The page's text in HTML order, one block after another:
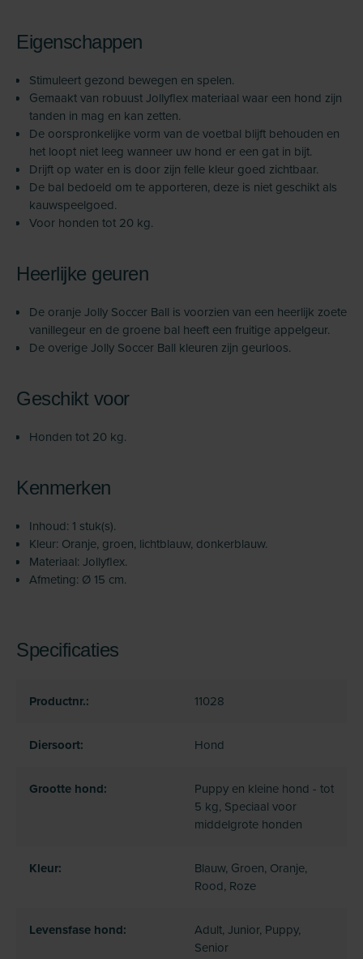
Eigenschappen
Stimuleert gezond bewegen en spelen.
Gemaakt van robuust Jollyflex materiaal waar een hond zijn
tanden in mag en kan zetten.
De oorspronkelijke vorm van de voetbal blijft behouden en
het loopt niet leeg wanneer uw hond er een gat in bijt.
Drijft op water en is door zijn felle kleur goed zichtbaar.
De bal bedoeld om te apporteren, deze is niet geschikt als
kauwspeelgoed.
Voor honden tot 20 kg.
Heerlijke geuren
De oranje Jolly Soccer Ball is voorzien van een heerlijk zoete
vanillegeur en de groene bal heeft een fruitige appelgeur.
De overige Jolly Soccer Ball kleuren zijn geurloos.
Geschikt voor
Honden tot 20 kg.
Kenmerken
Inhoud: 1 stuk(s).
Kleur: Oranje, groen, lichtblauw, donkerblauw.
Materiaal: Jollyflex.
Afmeting: Ø 15 cm.
Specificaties
Productnr.: 11028
Diersoort: Hond
Grootte hond:
Puppy en kleine hond - tot
5 kg, Speciaal voor
middelgrote honden
Kleur:
Blauw, Groen, Oranje,
Rood, Roze
Levensfase hond:
Adult, Junior, Puppy,
Senior